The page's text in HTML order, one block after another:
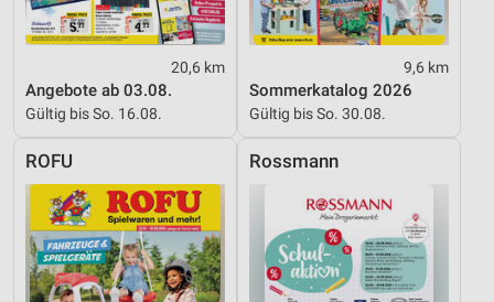
20,6 km
Angebote ab 03.08.
Gültig bis So. 16.08.
9,6 km
Sommerkatalog 2026
Gültig bis So. 30.08.
ROFU Rossmann
Werbung